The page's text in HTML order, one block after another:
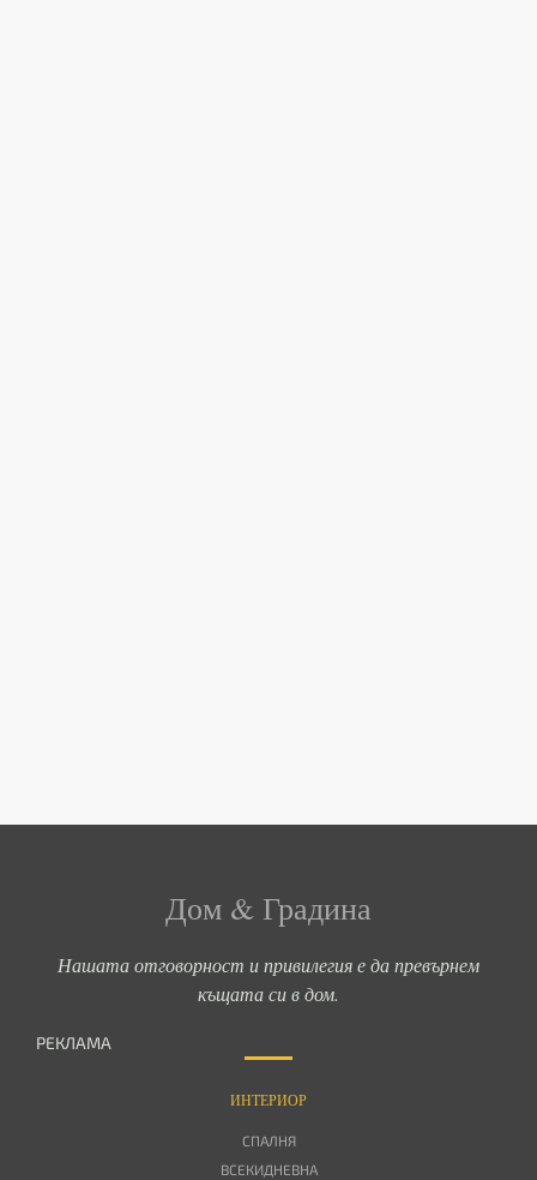
Дом & Градина
Нашата отговорност и привилегия е да превърнем
къщата си в дом.
РЕКЛАМА
ИНТЕРИОР
СПАЛНЯ
ВСЕКИДНЕВНА